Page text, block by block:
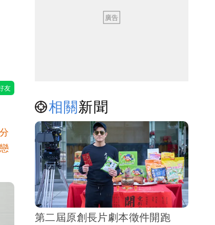
相關新聞
第二屆原創長片劇本徵件開跑